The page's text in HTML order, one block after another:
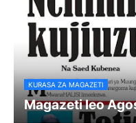
KURASA ZA MAGAZETI
Magazeti leo